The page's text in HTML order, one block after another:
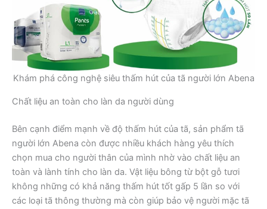
Khám phá công nghệ siêu thấm hút của tã người lớn Abena
Chất liệu an toàn cho làn da người dùng
Bên cạnh điểm mạnh về độ thấm hút của tã, sản phẩm tã
người lớn Abena còn được nhiều khách hàng yêu thích
chọn mua cho người thân của mình nhờ vào chất liệu an
toàn và lành tính cho làn da. Vật liệu bông từ bột gỗ tươi
không những có khả năng thấm hút tốt gấp 5 lần so với
các loại tã thông thường mà còn giúp bảo vệ người mặc tã